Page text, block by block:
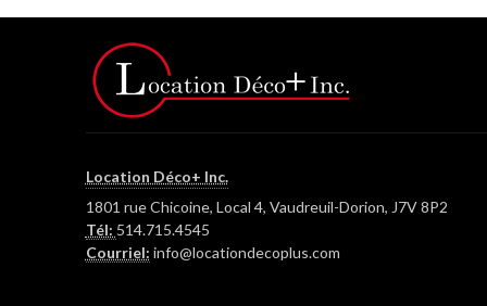
Location Déco+ Inc.
1801 rue Chicoine, Local 4, Vaudreuil-Dorion, J7V 8P2
Tél: 514.715.4545
Courriel: info@locationdecoplus.com